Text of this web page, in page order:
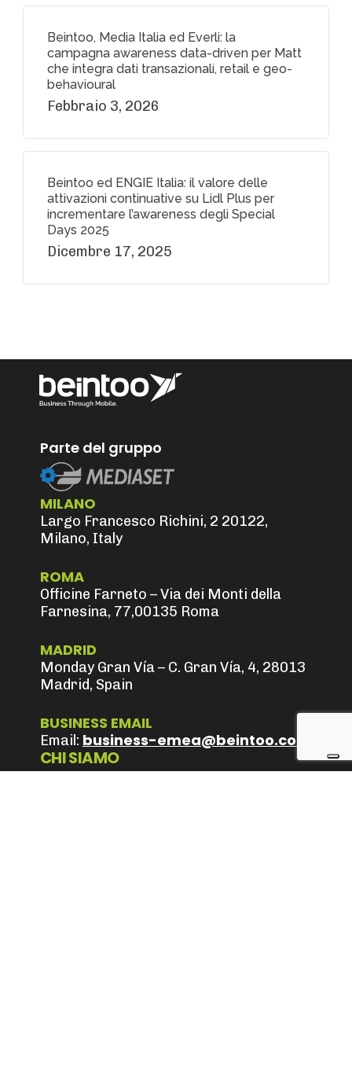
Beintoo, Media Italia ed Everli: la
campagna awareness data-driven per Matt
che integra dati transazionali, retail e geo-
behavioural
Febbraio 3, 2026
Beintoo ed ENGIE Italia: il valore delle
attivazioni continuative su Lidl Plus per
incrementare l’awareness degli Special
Days 2025
Dicembre 17, 2025
Parte del gruppo
MILANO
Largo Francesco Richini, 2 20122,
Milano, Italy
ROMA
Officine Farneto – Via dei Monti della
Farnesina, 77,00135 Roma
MADRID
Monday Gran Vía – C. Gran Vía, 4, 28013
Madrid, Spain
BUSINESS EMAIL
Email: business-emea@beintoo.com
CHI SIAMO